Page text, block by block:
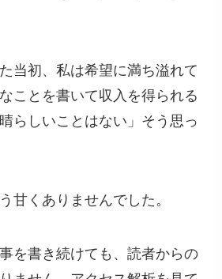
当初、私は希望に満ち溢れて
ことを書いて収入を得られる
らしいことはない」そう思っ
甘くありませんでした。
を書き続けても、読者からの